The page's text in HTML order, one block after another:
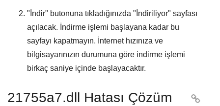
" İndir" butonuna tıkladığınızda " İndiriliyor" sayfası
açılacak. İndirme işlemi başlayana kadar bu
sayfayı kapatmayın. İnternet hızınıza ve
bilgisayarınızın durumuna göre indirme işlemi
birkaç saniye içinde başlayacaktır.
21755a7.dll Hatası Çözüm
